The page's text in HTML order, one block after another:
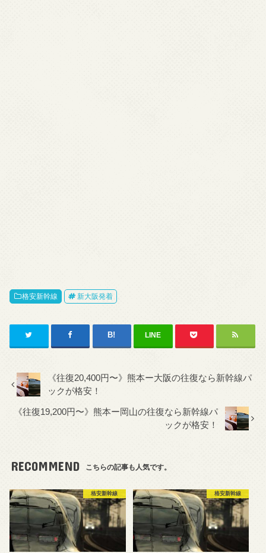
格安新幹線 新大阪発着
LINE
《往復20,400円〜》熊本ー大阪の往復なら新幹線パ
ックが格安！
《往復19,200円〜》熊本ー岡山の往復なら新幹線パ
ックが格安！
RECOMMEND こちらの記事も人気です。
格安新幹線 格安新幹線